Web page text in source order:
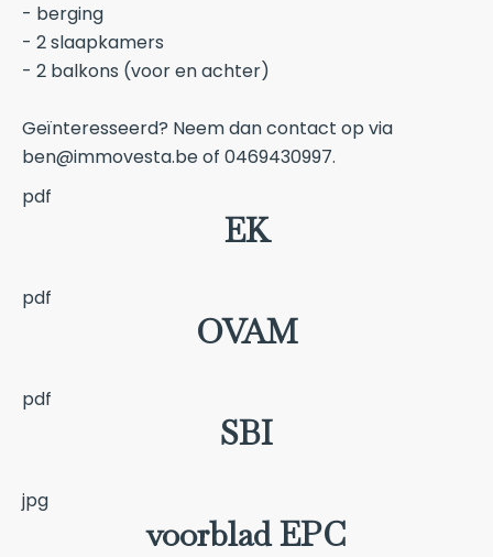
- berging
- 2 slaapkamers
- 2 balkons (voor en achter)
Geïnteresseerd? Neem dan contact op via
ben@immovesta.be of 0469430997.
pdf
EK
pdf
OVAM
pdf
SBI
jpg
voorblad EPC